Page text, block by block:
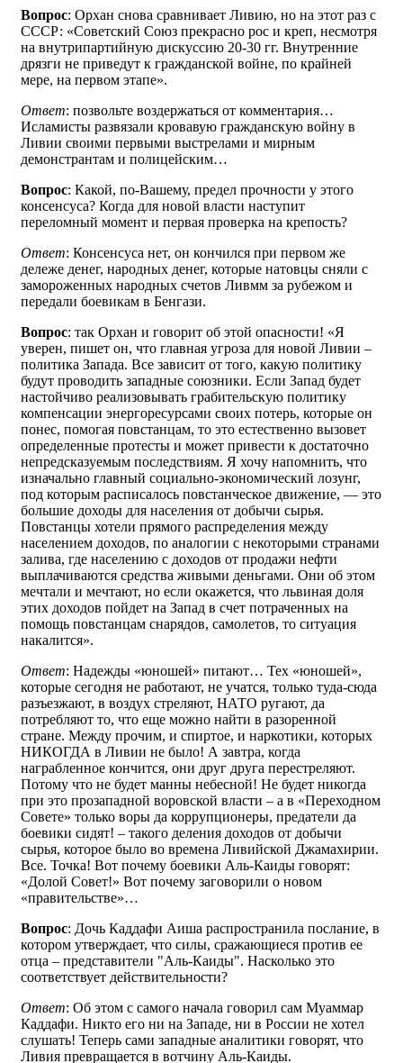
Вопрос: Орхан снова сравнивает Ливию, но на этот раз с
СССР: «Советский Союз прекрасно рос и креп, несмотря
на внутрипартийную дискуссию 20-30 гг. Внутренние
дрязги не приведут к гражданской войне, по крайней
мере, на первом этапе».
Ответ: позвольте воздержаться от комментария…
Исламисты развязали кровавую гражданскую войну в
Ливии своими первыми выстрелами и мирным
демонстрантам и полицейским…
Вопрос: Какой, по-Вашему, предел прочности у этого
консенсуса? Когда для новой власти наступит
переломный момент и первая проверка на крепость?
Ответ: Консенсуса нет, он кончился при первом же
дележе денег, народных денег, которые натовцы сняли с
замороженных народных счетов Ливмм за рубежом и
передали боевикам в Бенгази.
Вопрос: так Орхан и говорит об этой опасности! «Я
уверен, пишет он, что главная угроза для новой Ливии –
политика Запада. Все зависит от того, какую политику
будут проводить западные союзники. Если Запад будет
настойчиво реализовывать грабительскую политику
компенсации энергоресурсами своих потерь, которые он
понес, помогая повстанцам, то это естественно вызовет
определенные протесты и может привести к достаточно
непредсказуемым последствиям. Я хочу напомнить, что
изначально главный социально-экономический лозунг,
под которым расписалось повстанческое движение, — это
большие доходы для населения от добычи сырья.
Повстанцы хотели прямого распределения между
населением доходов, по аналогии с некоторыми странами
залива, где населению с доходов от продажи нефти
выплачиваются средства живыми деньгами. Они об этом
мечтали и мечтают, но если окажется, что львиная доля
этих доходов пойдет на Запад в счет потраченных на
помощь повстанцам снарядов, самолетов, то ситуация
накалится».
Ответ: Надежды «юношей» питают… Тех «юношей»,
которые сегодня не работают, не учатся, только туда-сюда
разъезжают, в воздух стреляют, НАТО ругают, да
потребляют то, что еще можно найти в разоренной
стране. Между прочим, и спиртое, и наркотики, которых
НИКОГДА в Ливии не было! А завтра, когда
награбленное кончится, они друг друга перестреляют.
Потому что не будет манны небесной! Не будет никогда
при это прозападной воровской власти – а в «Переходном
Совете» только воры да коррупционеры, предатели да
боевики сидят! – такого деления доходов от добычи
сырья, которое было во времена Ливийской Джамахирии.
Все. Точка! Вот почему боевики Аль-Каиды говорят:
«Долой Совет!» Вот почему заговорили о новом
«правительстве»…
Вопрос: Дочь Каддафи Аиша распространила послание, в
котором утверждает, что силы, сражающиеся против ее
отца – представители "Аль-Каиды". Насколько это
соответствует действительности?
Ответ: Об этом с самого начала говорил сам Муаммар
Каддафи. Никто его ни на Западе, ни в России не хотел
слушать! Теперь сами западные аналитики говорят, что
Ливия превращается в вотчину Аль-Каиды.